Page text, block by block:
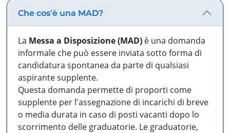
Che cos'è una MAD?
La Messa a Disposizione (MAD) è una domanda
informale che può essere inviata sotto forma di
candidatura spontanea da parte di qualsiasi
aspirante supplente.
Questa domanda permette di proporti come
supplente per l'assegnazione di incarichi di breve
o media durata in caso di posti vacanti dopo lo
scorrimento delle graduatorie. Le graduatorie,